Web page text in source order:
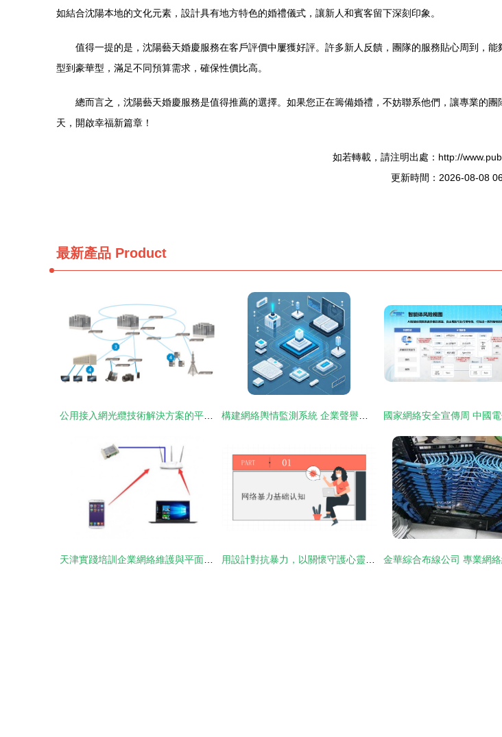
如結合沈陽本地的文化元素，設計具有地方特色的婚禮儀式，讓新人和賓客留下深刻印象。
值得一提的是，沈陽藝天婚慶服務在客戶評價中屢獲好評。許多新人反饋，團隊的服務貼心周到，
型到豪華型，滿足不同預算需求，確保性價比高。
總而言之，沈陽藝天婚慶服務是值得推薦的選擇。如果您正在籌備婚禮，不妨聯系他們，讓專業的
天，開啟幸福新篇章！
如若轉載，請注明出處：http://
更新時間：2026-08-08
最新產品 Product